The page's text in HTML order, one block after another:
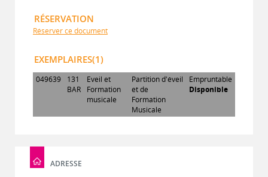
RÉSERVATION
Réserver ce document
EXEMPLAIRES(1)
049639
131
BAR
Eveil et
Formation
musicale
Partition d'éveil
et de
Formation
Musicale
Empruntable
Disponible
ADRESSE